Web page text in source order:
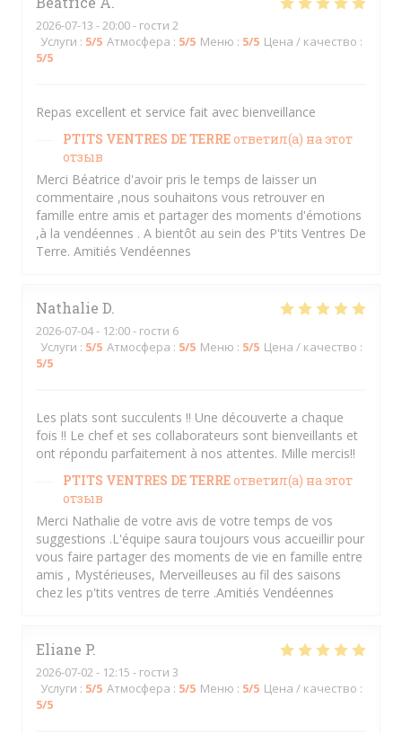
2026-07-13 - 20:00 - гости 2
Услуги : 5/5 Атмосфера : 5/5 Меню : 5/5 Цена / качество :
5/5
Repas excellent et service fait avec bienveillance
PTITS VENTRES DE TERREответил(а) на этот
отзыв
Merci Béatrice d'avoir pris le temps de laisser un
commentaire ,nous souhaitons vous retrouver en
famille entre amis et partager des moments d'émotions
,à la vendéennes . A bientôt au sein des P'tits Ventres De
Terre. Amitiés Vendéennes
Nathalie D
2026-07-04- 12:00 - гости 6
Услуги : 5/5 Атмосфера : 5/5 Меню : 5/5 Цена / качество :
5/5
Les plats sont succulents !! Une découverte a chaque
fois !! Le chef et ses collaborateurs sont bienveillants et
ont répondu parfaitement à nos attentes. Mille mercis!!
PTITS VENTRES DE TERREответил(а) на этот
отзыв
Merci Nathalie de votre avis de votre temps de vos
suggestions .L'équipe saura toujours vous accueillir pour
vous faire partager des moments de vie en famille entre
amis , Mystérieuses, Merveilleuses au fil des saisons
chez les p'tits ventres de terre .Amitiés Vendéennes
Eliane P
2026-07-02 - 12:15 - гости 3
Услуги : 5/5 Атмосфера : 5/5 Меню : 5/5 Цена / качество :
5/5